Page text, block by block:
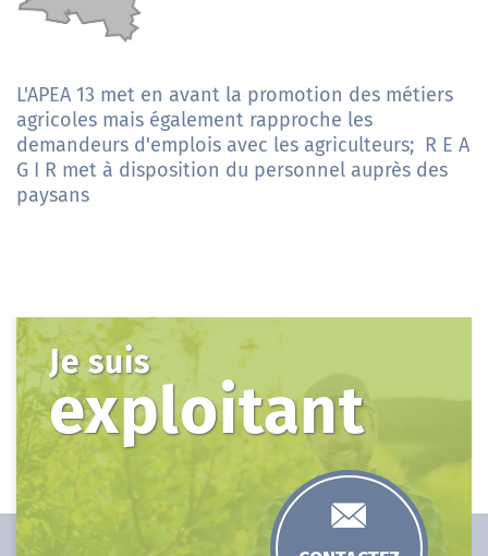
L'APEA 13 met en avant la promotion des métiers
agricoles mais également rapproche les
demandeurs d'emplois avec les agriculteurs; R E A
G I R met à disposition du personnel auprès des
paysans
Je suis
exploitant